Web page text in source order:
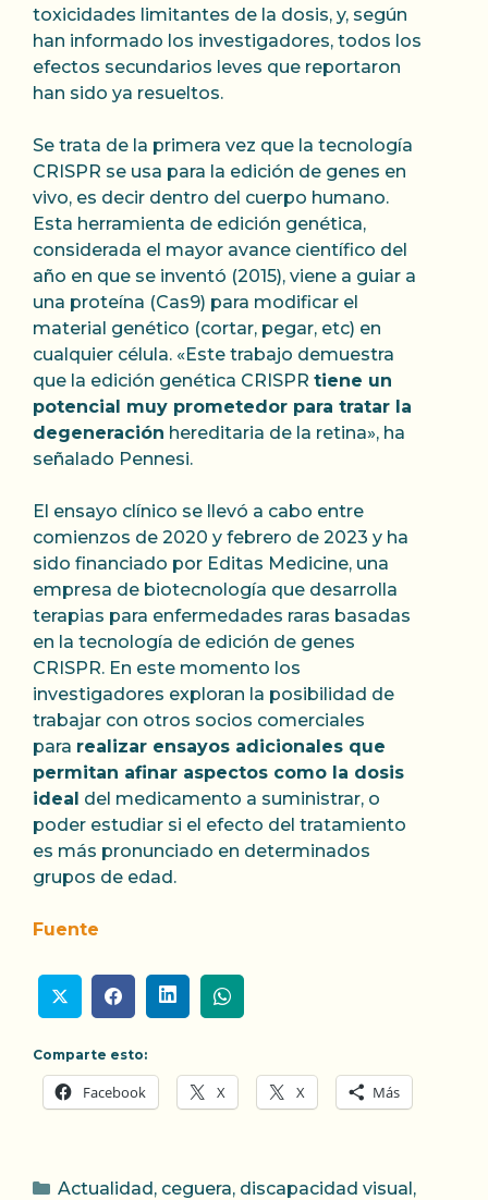
toxicidades limitantes de la dosis, y, según
han informado los investigadores, todos los
efectos secundarios leves que reportaron
han sido ya resueltos.
Se trata de la primera vez que la tecnología
CRISPR se usa para la edición de genes en
vivo, es decir dentro del cuerpo humano.
Esta herramienta de edición genética,
considerada el mayor avance científico del
año en que se inventó (2015), viene a guiar a
una proteína (Cas9) para modificar el
material genético (cortar, pegar, etc) en
cualquier célula. «Este trabajo demuestra
que la edición genética CRISPR tiene un
potencial muy prometedor para tratar la
degeneración hereditaria de la retina», ha
señalado Pennesi.
El ensayo clínico se llevó a cabo entre
comienzos de 2020 y febrero de 2023 y ha
sido financiado por Editas Medicine, una
empresa de biotecnología que desarrolla
terapias para enfermedades raras basadas
en la tecnología de edición de genes
CRISPR. En este momento los
investigadores exploran la posibilidad de
trabajar con otros socios comerciales
para realizar ensayos adicionales que
permitan afinar aspectos como la dosis
ideal del medicamento a suministrar, o
poder estudiar si el efecto del tratamiento
es más pronunciado en determinados
grupos de edad.
Fuente
Comparte esto:
Facebook X X Más
Categorías
Actualidad, ceguera, discapacidad visual,